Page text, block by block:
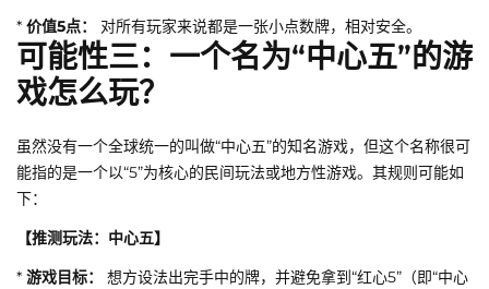
* 价值5点： 对所有玩家来说都是一张小点数牌，相对安全。
可能性三：一个名为“中心五”的游
戏怎么玩？
虽然没有一个全球统一的叫做“中心五”的知名游戏，但这个名称很可
能指的是一个以“5”为核心的民间玩法或地方性游戏。其规则可能如
下：
【推测玩法：中心五】
* 游戏目标：
想方设法出完手中的牌，并避免拿到“红心5”（即“中心